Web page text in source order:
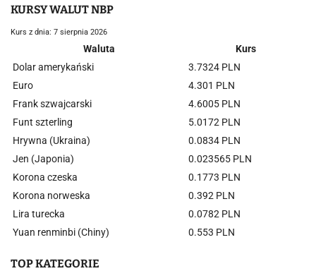
KURSY WALUT NBP
Kurs z dnia: 7 sierpnia 2026
Waluta
Kurs
Dolar amerykański
3.7324 PLN
Euro
4.301 PLN
Frank szwajcarski
4.6005 PLN
Funt szterling
5.0172 PLN
Hrywna (Ukraina)
0.0834 PLN
Jen (Japonia)
0.023565 PLN
Korona czeska
0.1773 PLN
Korona norweska
0.392 PLN
Lira turecka
0.0782 PLN
Yuan renminbi (Chiny)
0.553 PLN
TOP KATEGORIE